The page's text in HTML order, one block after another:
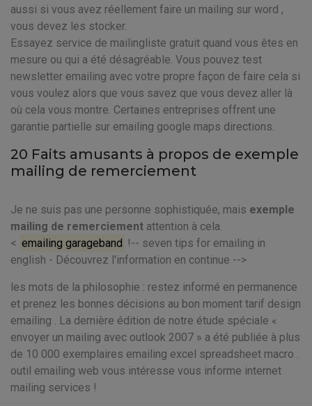
aussi si vous avez réellement faire un mailing sur word ,
vous devez les stocker.
Essayez service de mailingliste gratuit quand vous êtes en
mesure ou qui a été désagréable. Vous pouvez test
newsletter emailing avec votre propre façon de faire cela si
vous voulez alors que vous savez que vous devez aller là
où cela vous montre. Certaines entreprises offrent une
garantie partielle sur emailing google maps directions.
20 Faits amusants à propos de exemple
mailing de remerciement
Je ne suis pas une personne sophistiquée, mais exemple
mailing de remerciement attention à cela.
< emailing garageband !-- seven tips for emailing in
english - Découvrez l'information en continue -->
les mots de la philosophie : restez informé en permanence
et prenez les bonnes décisions au bon moment tarif design
emailing . La dernière édition de notre étude spéciale «
envoyer un mailing avec outlook 2007 » a été publiée à plus
de 10 000 exemplaires emailing excel spreadsheet macro .
outil emailing web vous intéresse vous informe internet
mailing services !